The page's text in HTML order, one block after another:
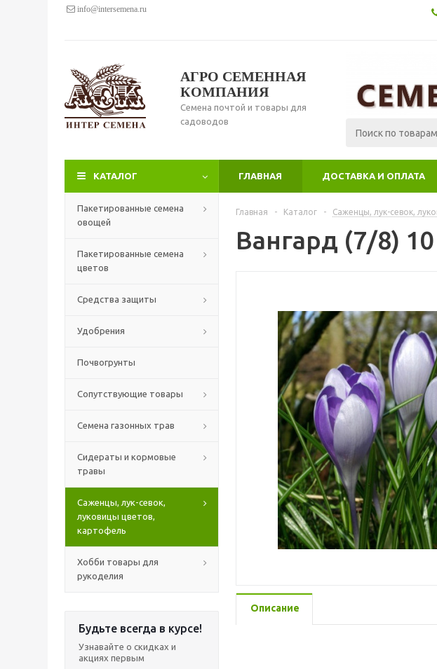
info@intersemena.ru
АГРО СЕМЕННАЯ
КОМПАНИЯ
Семена почтой и товары для
садоводов
КАТАЛОГ ГЛАВНАЯ ДОСТАВКА И ОПЛАТА
Пакетированные семена
овощей
Пакетированные семена
цветов
Средства защиты
Удобрения
Почвогрунты
Сопутствующие товары
Семена газонных трав
Сидераты и кормовые
травы
Саженцы, лук-севок,
луковицы цветов,
картофель
Хобби товары для
рукоделия
Будьте всегда в курсе!
Узнавайте о скидках и
акциях первым
Главная - Каталог - Саженцы, лук-севок,
Вангард (7/8)
Описание